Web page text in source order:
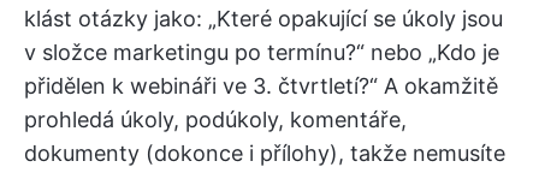
klást otázky jako: „Které opakující se úkoly jsou
v složce marketingu po termínu?“ nebo „Kdo je
přidělen k webináři ve 3. čtvrtletí?“ A okamžitě
prohledá úkoly, podúkoly, komentáře,
dokumenty (dokonce i přílohy), takže nemusíte